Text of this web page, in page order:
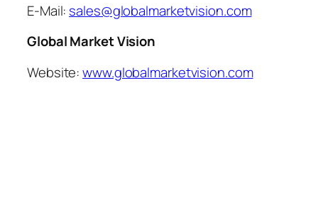
E-Mail: sales@globalmarketvision.com
Global Market Vision
Website:www.globalmarketvision.com